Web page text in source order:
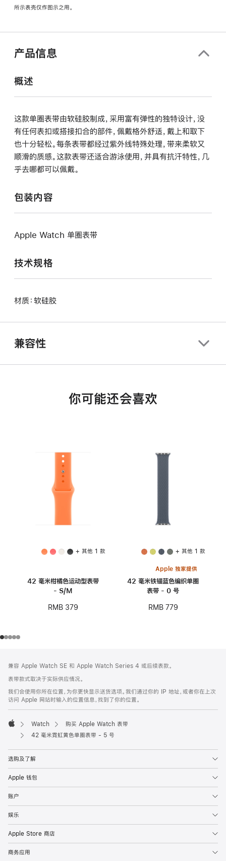
中
所示表壳仅作图示之用。
产品信息
概述
这款单圈表带由软硅胶制成，采用富有弹性的独特设计，没
有任何表扣或搭接扣合的部件，佩戴格外舒适，戴上和取下
也十分轻松。每条表带都经过紫外线特殊处理，带来柔软又
顺滑的质感。这款表带还适合游泳使用，并具有抗汗特性，几
乎去哪都可以佩戴。
包装内容
Apple Watch 单圈表带
技术规格
材质：软硅胶
兼容性
你可能还会喜欢
+ 其他 1 款
42 毫米柑橘色运动型表带
- S/M
RMB 379
+ 其他 1 款
Apple 独家提供
42 毫米铁锚蓝色编织单圈
表带 - 0 号
RMB 779
页
页
脚
注
兼容 Apple Watch SE 和 Apple Watch Series 4 或后续表款。
表带款式取决于实际供应情况。
我们会使用你所在位置，为你更快显示送货选项。我们通过你的 IP 地址，或者你在上次
访问 Apple 网站时输入的位置信息，找到了你的位置。
Apple
Watch
购买 Apple Watch 表带
42 毫米霓虹黄色单圈表带 - 5 号
选购及了解
Apple 钱包
账户
娱乐
Apple Store 商店
商务应用